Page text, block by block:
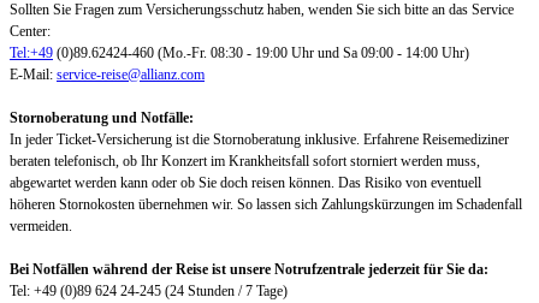
Sollten Sie Fragen zum Versicherungsschutz haben, wenden Sie sich bitte an das Service
Center:
Tel:+49 (0)89.62424-460 (Mo.-Fr. 08:30 - 19:00 Uhr und Sa 09:00 - 14:00 Uhr)
E-Mail: service-reise@allianz.com
Stornoberatung und Notfälle:
In jeder Ticket-Versicherung ist die Stornoberatung inklusive. Erfahrene Reisemediziner
beraten telefonisch, ob Ihr Konzert im Krankheitsfall sofort storniert werden muss,
abgewartet werden kann oder ob Sie doch reisen können. Das Risiko von eventuell
höheren Stornokosten übernehmen wir. So lassen sich Zahlungskürzungen im Schadenfall
vermeiden.
Bei Notfällen während der Reise ist unsere Notrufzentrale jederzeit für Sie da:
Tel: +49 (0)89 624 24-245 (24 Stunden / 7 Tage)